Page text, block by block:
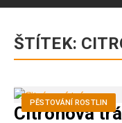
contentŠTÍTEK:
PĚSTOVÁNÍ ROSTLIN
Citronová